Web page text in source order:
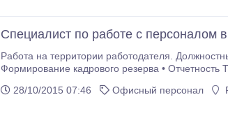
Специалист по работе с персоналом
Работа на территории работодателя.
Формирование кадрового резерва • Отчетность Требования • Владение современными методами развития и мотивации
28/10/2015 07:46
Офисный персонал